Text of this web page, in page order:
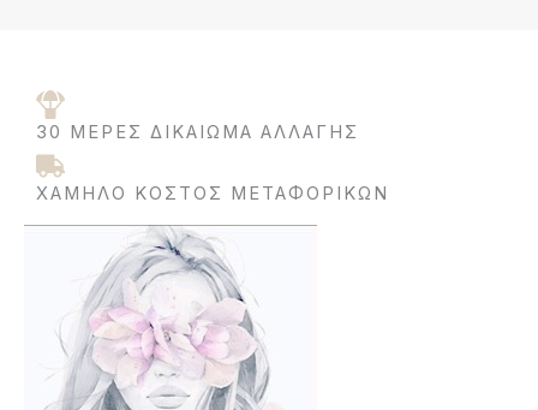
30 ΜΈΡΕΣ ΔΙΚΑΊΩΜΑ ΑΛΛΑΓΉΣ
ΧΑΜΗΛΌ ΚΌΣΤΟΣ ΜΕΤΑΦΟΡΙΚΩΝ